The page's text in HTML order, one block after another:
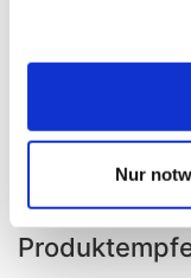
Nur
Sneeboer